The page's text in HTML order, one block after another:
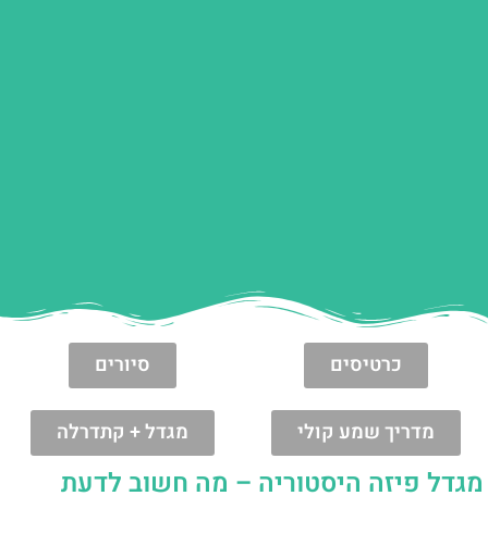
כרטיסים סיורים
מדריך שמע קולי מגדל + קתדרלה
מגדל פיזה היסטוריה – מה חשוב לדעת